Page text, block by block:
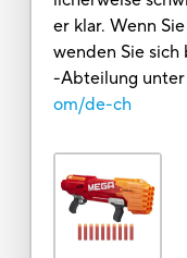
er klar. Wenn
wenden Sie
-Abteilung unter
om/de-ch